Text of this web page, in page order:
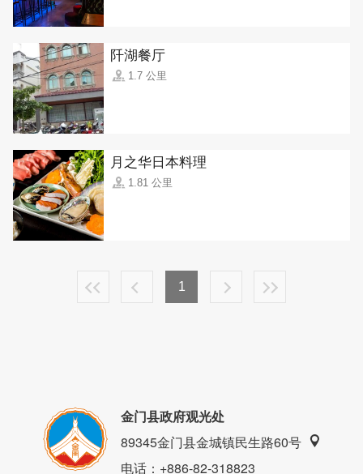
阡湖餐厅
1.7 公里
月之华日本料理
1.81 公里
1
金门县政府观光处
89345金门县金城镇民生路60号
电话：+886-82-318823